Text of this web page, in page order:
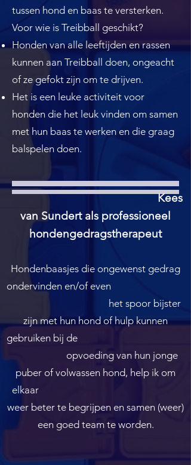
tussen hond en baas te versterken.
Voor wie is Treibball geschikt?
Honden van alle leeftijden en rassen
kunnen aan Treibball doen, ongeacht
of ze gefokt zijn om te drijven.
Het is een leuke activiteit voor
honden die het leuk vinden om samen
met hun baas te werken en die graag
balspelen doen.
Kees
van Sundert als professioneel
hondengedragstherapeut
Hondenbaasjes die ongewenst gedrag
ondervinden en/of even
het spoor bijster
zijn met hun hond of hulp kunnen
gebruiken bij de
opvoeding van hun jonge
puber of volwassen hond, help ik om
elkaar
weer beter te begrijpen en samen (weer)
een goed team te worden.